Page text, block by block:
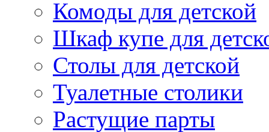
Комоды для детской
Шкаф купе для
Столы для детской
Туалетные столики
Растущие парты